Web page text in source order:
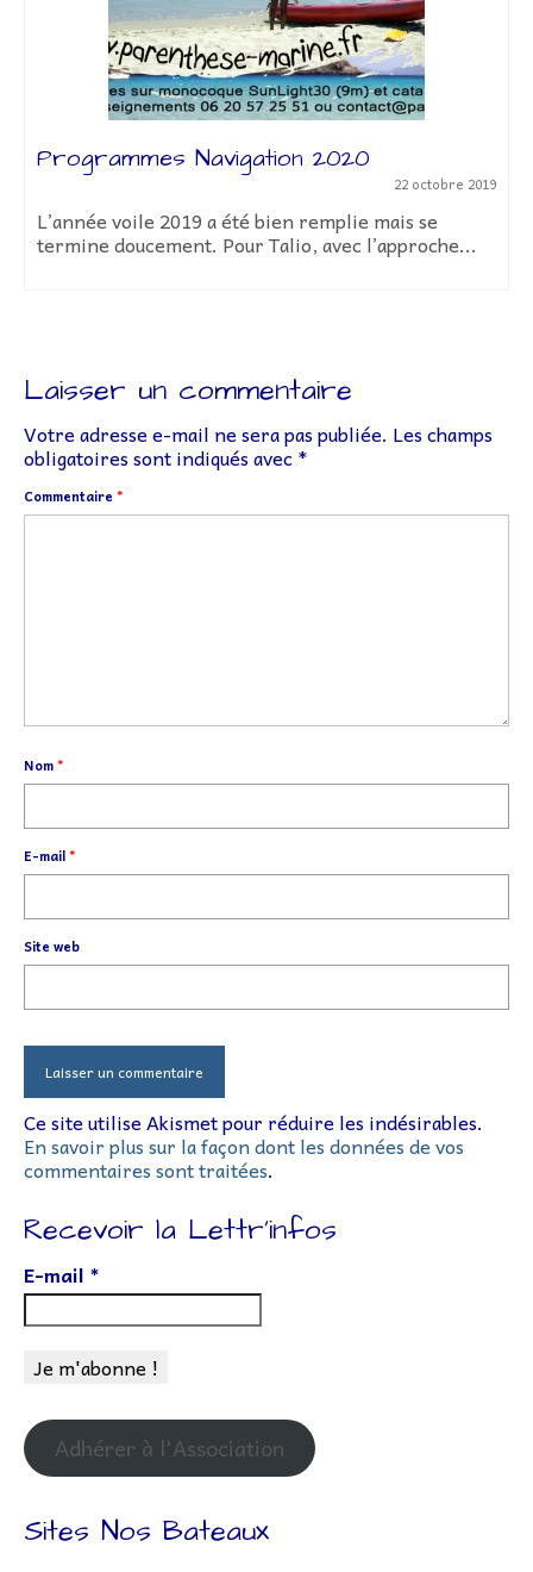
Assemblée Générale 2026
L’assemblée générale ordinaire 2026, se
déroulera JUSQU’AU 20 MARS inclus.Vous
laisser vos commentaires et voter à...
Laisser un commentaire
Votre adresse e-mail ne sera pas publiée. Les champs
obligatoires sont indiqués avec *
Commentaire *
Nom*
E-mail*
Site web
Ce site utilise Akismet pour réduire les indésirables.
En savoir plus sur la façon dont les données de vos
commentaires sont traitées.
Recevoir la Lettr’infos
E-mail *
Adhérer à l'Association
Sites Nos Bateaux